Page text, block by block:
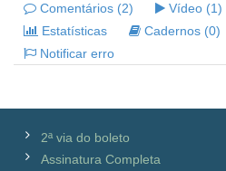
Comentários (2) Vídeo (1)
Estatísticas
Cadernos (0)
Notificar erro
2ª via do boleto
Assinatura Completa